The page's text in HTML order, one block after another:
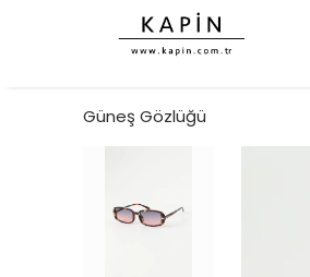
Güneş Gözlüğü